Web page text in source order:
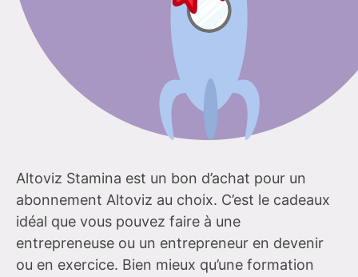
Altoviz Stamina est un bon d’achat pour un
abonnement Altoviz au choix. C’est le cadeaux
idéal que vous pouvez faire à une
entrepreneuse ou un entrepreneur en devenir
ou en exercice. Bien mieux qu’une formation